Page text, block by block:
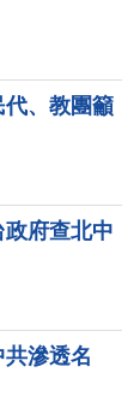
、教團籲
府查北中
滲透名